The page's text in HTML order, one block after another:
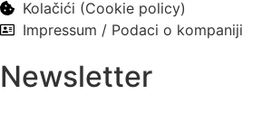
Kolačići (Cookie policy)
Impressum / Podaci o kompaniji
Newsletter